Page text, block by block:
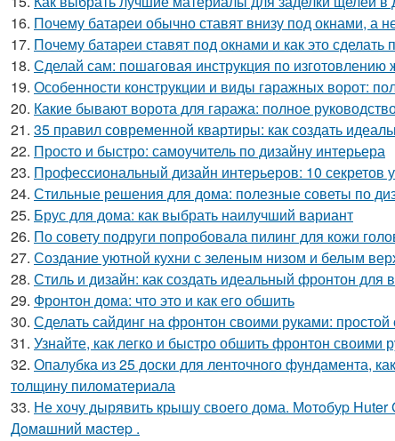
16. Почему батареи обычно ставят внизу под окнами, а
17. Почему батареи ставят под окнами и как это сделать
18. Сделай сам: пошаговая инструкция по
19. Особенности конструкции и виды гаражных ворот:
20. Какие бывают ворота для гаража: полное
21. 35 правил современной квартиры: как создать
22. Просто и быстро: самоучитель по дизайну интерьера
23. Профессиональный дизайн интерьеров: 10 секретов
24. Стильные решения для дома: полезные советы по
25. Брус для дома: как выбрать наилучший вариант
26. По совету подруги попробовала пилинг для кожи
27. Создание уютной кухни с зеленым низом и белым
28. Стиль и дизайн: как создать идеальный фронтон для
29. Фронтон дома: что это и как его обшить
30. Сделать сайдинг на фронтон своими руками:
31. Узнайте, как легко и быстро обшить фронтон своими
32. Опалубка из 25 доски для ленточного фундамента,
толщину пиломатериала
33. Не хочу дырявить крышу своего дома. Мoтoбуp Huter
Дoмaшний мacтep .